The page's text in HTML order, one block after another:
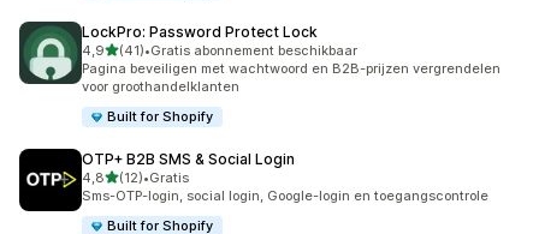
LockPro: Password Protect Lock
4,9van 5 sterren
(41)
41 recensies in totaal
•Gratis abonnement beschikbaar
Pagina beveiligen met wachtwoord en B2B-prijzen vergrendelen
voor groothandelklanten
Built for Shopify
OTP+ B2B SMS & Social Login
4,8van 5 sterren
(12)
12 recensies in totaal
•Gratis
Sms-OTP-login, social login, Google-login en toegangscontrole
Built for Shopify